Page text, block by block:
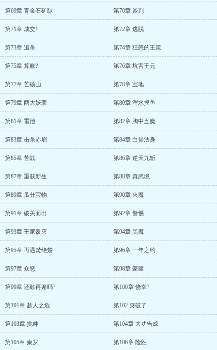
第69章 青金石矿脉 第70章 谈判
第71章 成交! 第72章 逃脱
第73章 追杀 第74章 狂怒的王策
第75章 算账? 第76章 坑害王元
第77章 芒砀山 第78章 宝地
第79章 两大妖孽 第80章 浑水摸鱼
第81章 雷池 第82章 胸中五魔
第83章 击杀赤眉 第84章 白骨法身
第85章 苦战 第86章 逆天九斩
第87章 重获新生 第88章 真武境
第89章 瓜分宝物 第90章 火魔
第91章 破关而出 第92章 警惕
第93章 王家覆灭 第94章 黑魔
第95章 再遇焚绝楚 第96章 一年之约
第97章 众怒 第98章 豪赌
第99章 还敢再赌吗? 第100章 侥幸?
第101章 趁人之危 第102 突破了
第103章 挑衅 第104章 大功告成
第105章 秦罗 第106章 险胜